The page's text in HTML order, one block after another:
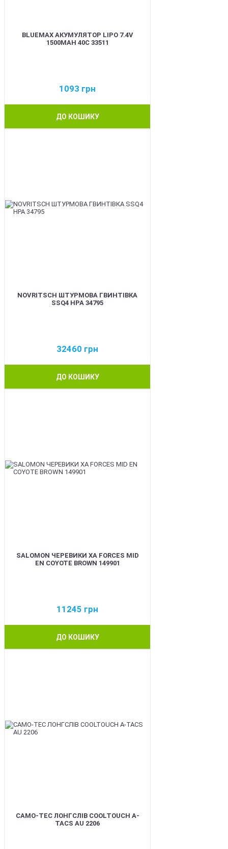
BLUEMAX АКУМУЛЯТОР LIPO 7.4V
1500MAH 40C 33511
1093 грн
ДО КОШИКУ
NOVRITSCH ШТУРМОВА ГВИНТІВКА
SSQ4 HPA 34795
32460 грн
ДО КОШИКУ
SALOMON ЧЕРЕВИКИ XA FORCES MID
EN COYOTE BROWN 149901
11245 грн
ДО КОШИКУ
CAMO-TEC ЛОНГСЛІВ COOLTOUCH A-
TACS AU 2206